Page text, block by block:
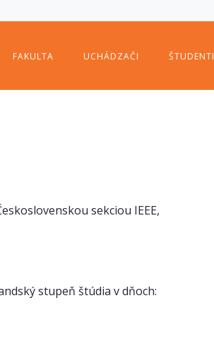
FAKULTA UCHÁDZAČI ŠTUDENTI
sekciou IEEE,
stupeň štúdia v dňoch: